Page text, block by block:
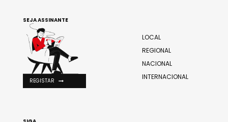
LOCAL
REGIONAL
NACIONAL
INTERNACIONAL
SEJA ASSINANTE
REGISTAR